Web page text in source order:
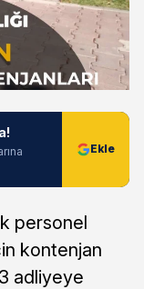
personel
kontenjan
adliyeye